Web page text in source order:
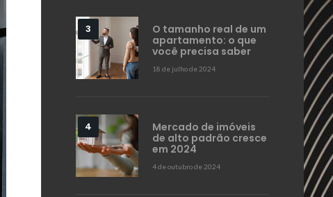
O tamanho real de um
apartamento: o que
você precisa saber
18 de julho de 2024
Mercado de imóveis
de alto padrão cresce
em 2024
4 de outubro de 2024